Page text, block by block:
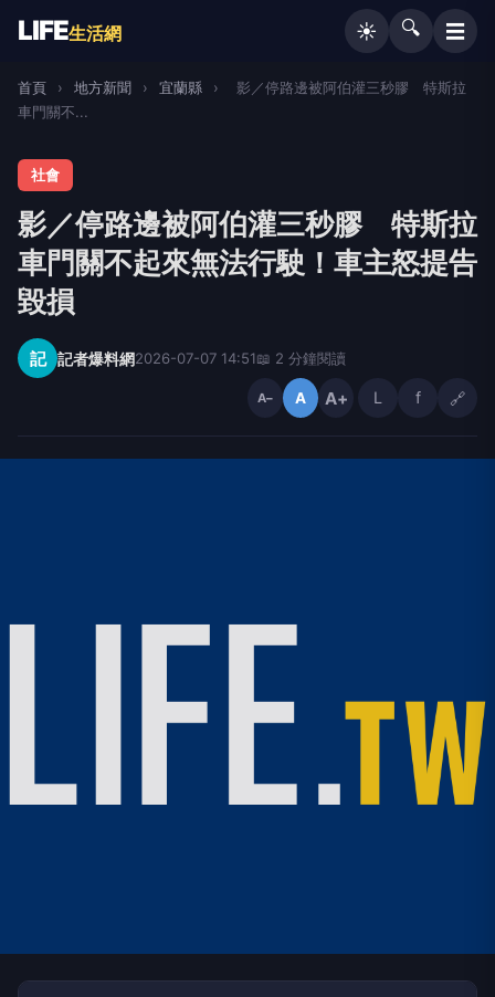
LIFE生活網 ☀️ 🔍 ☰
首頁 › 地方新聞 › 宜蘭縣 ›
影／停路邊被阿伯灌三秒膠 特斯拉
車門關不...
社會
影／停路邊被阿伯灌三秒膠 特斯拉
車門關不起來無法行駛！車主怒提告
毀損
記 記者爆料網2026-07-07 14:51📖 2 分鐘閱讀
A− A A+ L f 🔗